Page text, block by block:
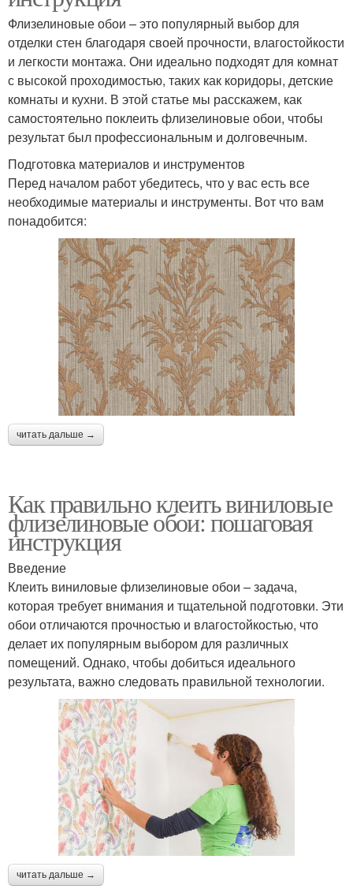
Флизелиновые обои – это популярный выбор для
отделки стен благодаря своей прочности, влагостойкости
и легкости монтажа. Они идеально подходят для комнат
с высокой проходимостью, таких как коридоры, детские
комнаты и кухни. В этой статье мы расскажем, как
самостоятельно поклеить флизелиновые обои, чтобы
результат был профессиональным и долговечным.
Подготовка материалов и инструментов
Перед началом работ убедитесь, что у вас есть все
необходимые материалы и инструменты. Вот что вам
понадобится:
читать дальше →
Как правильно клеить виниловые
флизелиновые обои: пошаговая
инструкция
Введение
Клеить виниловые флизелиновые обои – задача,
которая требует внимания и тщательной подготовки. Эти
обои отличаются прочностью и влагостойкостью, что
делает их популярным выбором для различных
помещений. Однако, чтобы добиться идеального
результата, важно следовать правильной технологии.
читать дальше →